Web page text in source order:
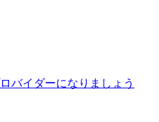
バイダーになりましょう